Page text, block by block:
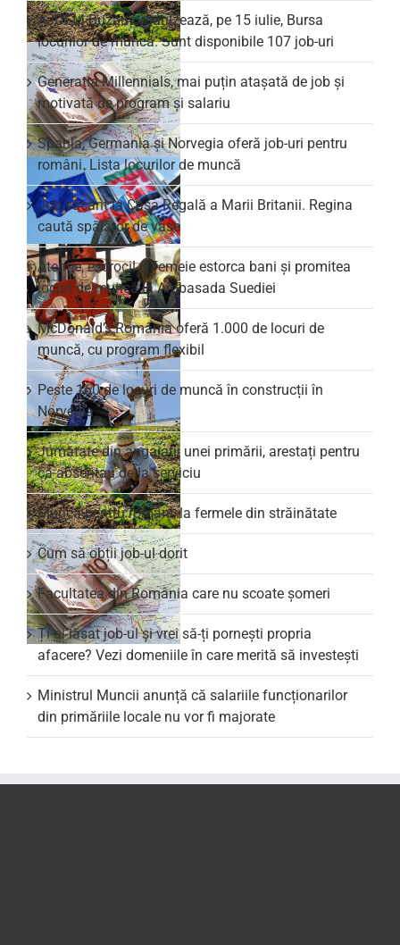
AJOFM Buzău organizează, pe 15 iulie, Bursa
locurilor de muncă. Sunt disponibile 107 job-uri
Generația Millennials, mai puțin atașată de job și
motivată de program și salariu
Spania, Germania și Norvegia oferă job-uri pentru
români. Lista locurilor de muncă
Job vacant la Casa Regală a Marii Britanii. Regina
caută spălător de vase
Atenție, escroci! O femeie estorca bani și promitea
locuri de muncă la Ambasada Suediei
McDonald’s România oferă 1.000 de locuri de
muncă, cu program flexibil
Peste 160 de locuri de muncă în construcții în
Norvegia
Jumătate din angajații unei primării, arestați pentru
că absentau de la serviciu
Muncă pentru români, la fermele din străinătate
Cum să obții job-ul dorit
Facultatea din România care nu scoate şomeri
Ți-ai lăsat job-ul și vrei să-ți pornești propria
afacere? Vezi domeniile în care merită să investești
Ministrul Muncii anunță că salariile funcționarilor
din primăriile locale nu vor fi majorate